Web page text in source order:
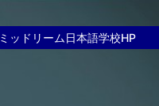
ミッドリーム日本語学校HP